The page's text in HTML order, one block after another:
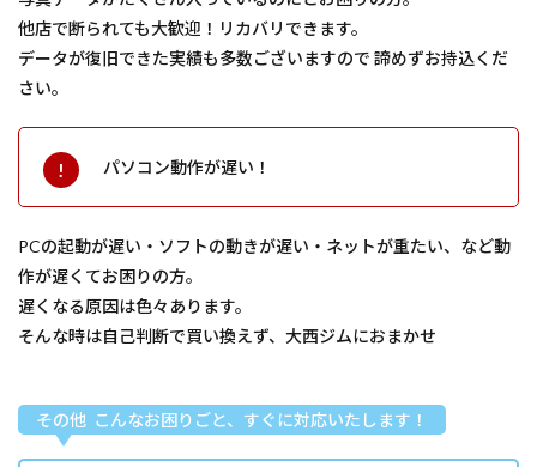
他店で断られても大歓迎！リカバリできます。
データが復旧できた実績も多数ございますので 諦めずお持込くだ
さい。
パソコン動作が遅い！
PCの起動が遅い・ソフトの動きが遅い・ネットが重たい、など動
作が遅くてお困りの方。
遅くなる原因は色々あります。
そんな時は自己判断で買い換えず、大西ジムにおまかせ
その他 こんなお困りごと、すぐに対応いたします！